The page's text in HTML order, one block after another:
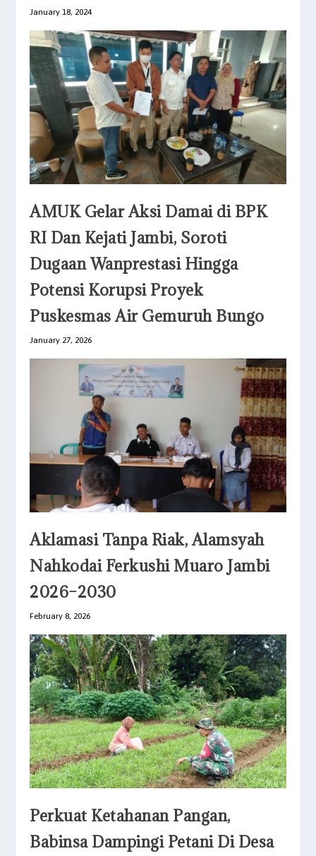
January 18, 2024
AMUK Gelar Aksi Damai di BPK
RI Dan Kejati Jambi, Soroti
Dugaan Wanprestasi Hingga
Potensi Korupsi Proyek
Puskesmas Air Gemuruh Bungo
January 27, 2026
Aklamasi Tanpa Riak, Alamsyah
Nahkodai Ferkushi Muaro Jambi
2026–2030
February 8, 2026
Perkuat Ketahanan Pangan,
Babinsa Dampingi Petani Di Desa